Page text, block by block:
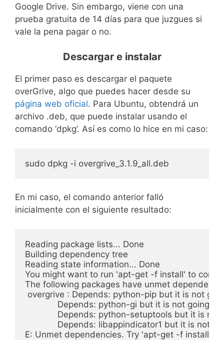
Google Drive. Sin embargo, viene con una
prueba gratuita de 14 días para que juzgues si
vale la pena pagar o no.
Descargar e instalar
El primer paso es descargar el paquete
overGrive, algo que puedes hacer desde su
página web oficial. Para Ubuntu, obtendrá un
archivo .deb, que puede instalar usando el
comando ‘dpkg’. Así es como lo hice en mi caso:
sudo dpkg -i overgrive_3.1.9_all.deb
En mi caso, el comando anterior falló
inicialmente con el siguiente resultado:
Reading package lists... Done
Building dependency tree
Reading state information... Done
You might want to run 'apt-get -f install' to
The following packages have unmet
overgrive : Depends: python-pip but it is not
Depends: python-gi but it is not going
Depends: python-setuptools but it is
Depends: libappindicator1 but it is not
E: Unmet dependencies. Try 'apt-get -f install'